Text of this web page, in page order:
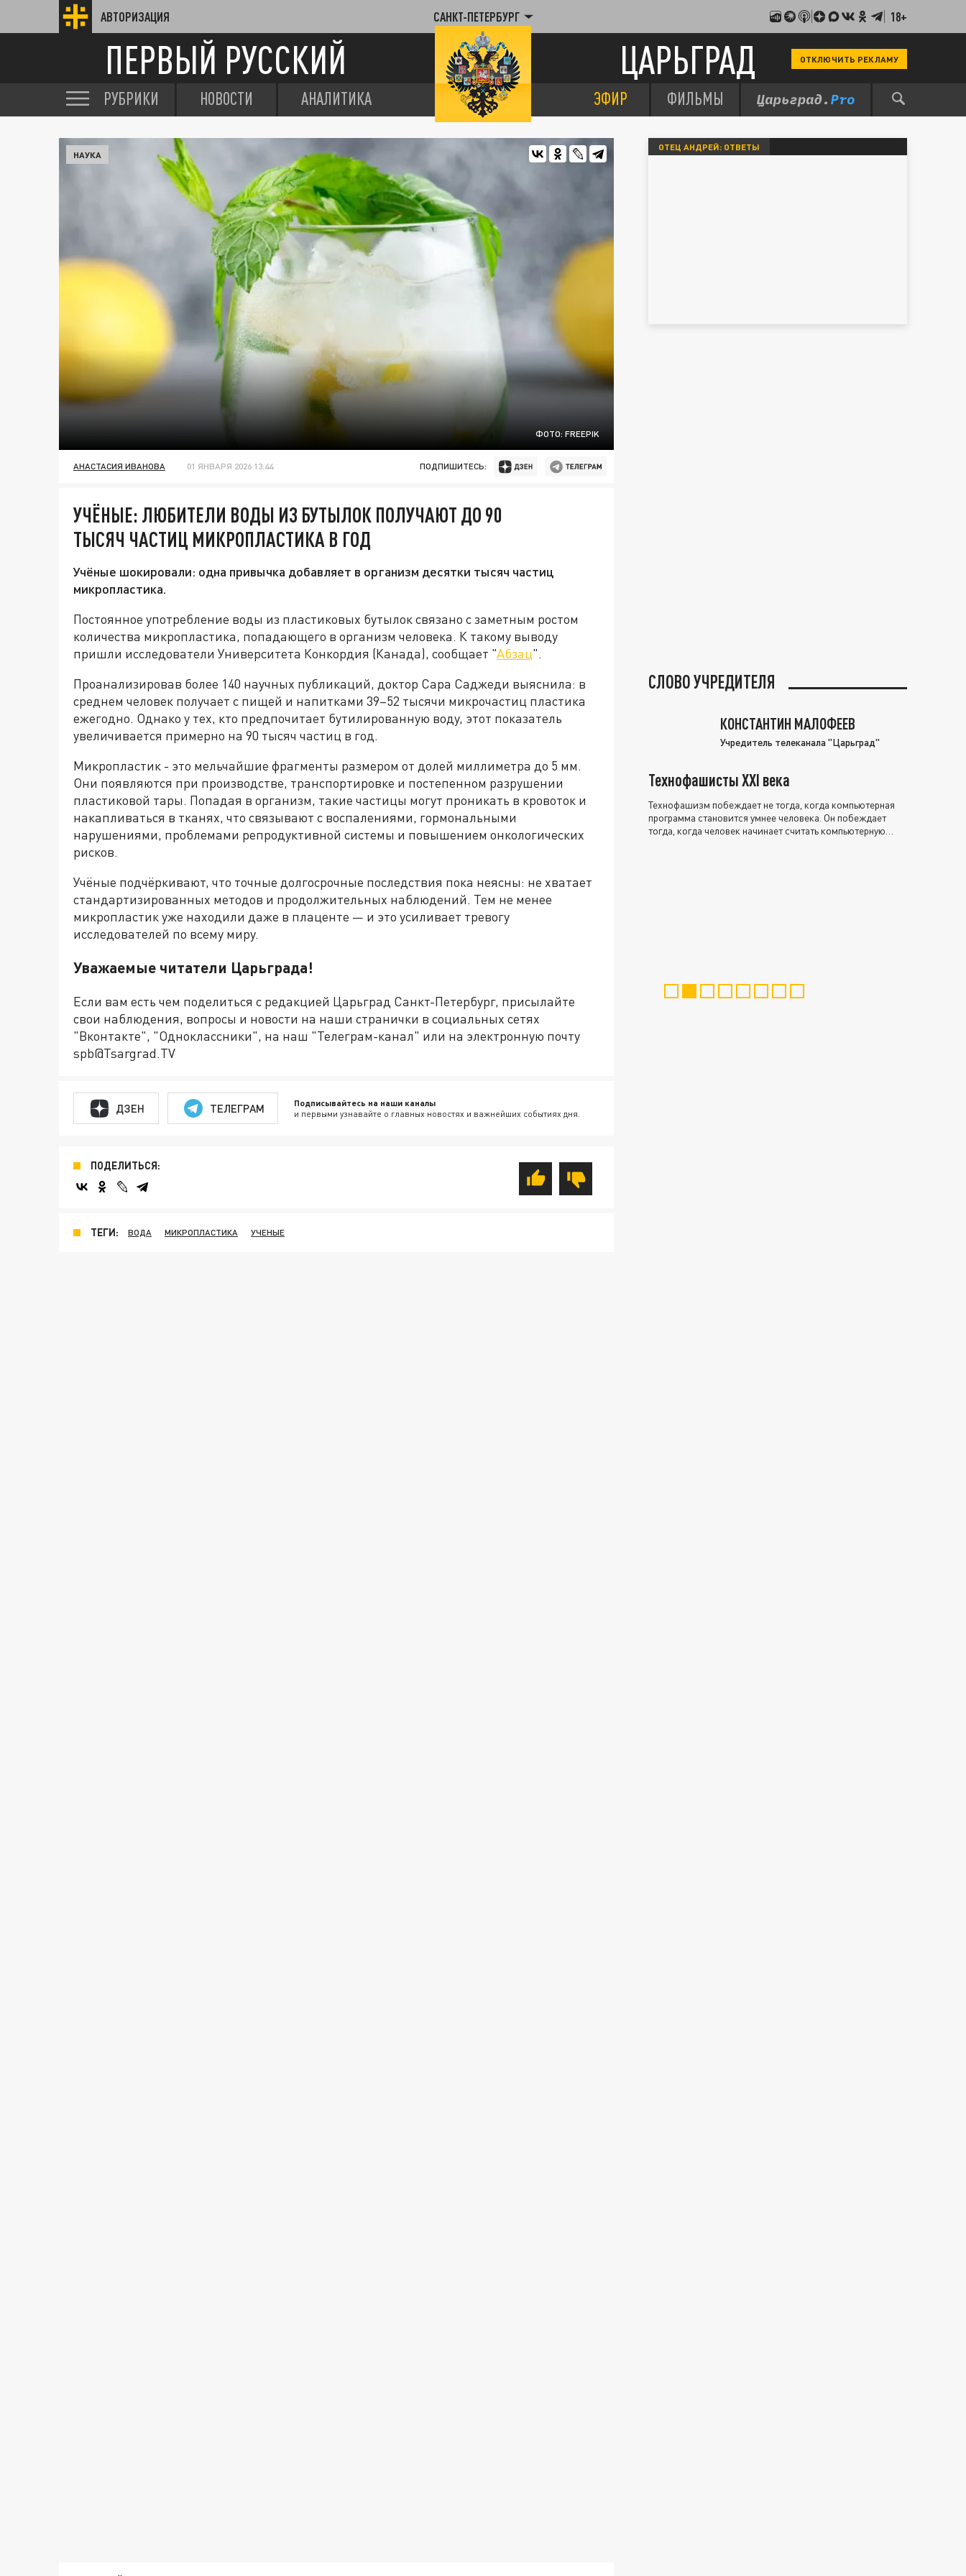
АВТОРИЗАЦИЯ САНКТ-ПЕТЕРБУРГ 18+
ПЕРВЫЙ РУССКИЙ ЦАРЬГРАД ОТКЛЮЧИТЬ РЕКЛАМУ
РУБРИКИ НОВОСТИ АНАЛИТИКА ЭФИР ФИЛЬМЫ
ФОТО: FREEPIK
НАУКА
АНАСТАСИЯ ИВАНОВА 01 ЯНВАРЯ 2026 13:44 ПОДПИШИТЕСЬ:
УЧЁНЫЕ: ЛЮБИТЕЛИ ВОДЫ ИЗ БУТЫЛОК ПОЛУЧАЮТ ДО 90
ТЫСЯЧ ЧАСТИЦ МИКРОПЛАСТИКА В ГОД
Учёные шокировали: одна привычка добавляет в организм десятки тысяч частиц
микропластика.
Постоянное употребление воды из пластиковых бутылок связано с заметным ростом
количества микропластика, попадающего в организм человека. К такому выводу
пришли исследователи Университета Конкордия (Канада), сообщает "Абзац".
Проанализировав более 140 научных публикаций, доктор Сара Саджеди выяснила: в
среднем человек получает с пищей и напитками 39–52 тысячи микрочастиц пластика
ежегодно. Однако у тех, кто предпочитает бутилированную воду, этот показатель
увеличивается примерно на 90 тысяч частиц в год.
Микропластик - это мельчайшие фрагменты размером от долей миллиметра до 5 мм.
Они появляются при производстве, транспортировке и постепенном разрушении
пластиковой тары. Попадая в организм, такие частицы могут проникать в кровоток и
накапливаться в тканях, что связывают с воспалениями, гормональными
нарушениями, проблемами репродуктивной системы и повышением онкологических
рисков.
Учёные подчёркивают, что точные долгосрочные последствия пока неясны: не хватает
стандартизированных методов и продолжительных наблюдений. Тем не менее
микропластик уже находили даже в плаценте — и это усиливает тревогу
исследователей по всему миру.
Уважаемые читатели Царьграда!
Если вам есть чем поделиться с редакцией Царьград Санкт-Петербург, присылайте
свои наблюдения, вопросы и новости на наши странички в социальных сетях
"Вконтакте", "Одноклассники", на наш "Телеграм-канал" или на электронную почту
spb@Tsargrad.TV
ДЗЕН ТЕЛЕГРАМ Подписывайтесь на наши каналы
и первыми узнавайте о главных новостях и важнейших событиях дня.
ПОДЕЛИТЬСЯ:
ТЕГИ: ВОДА МИКРОПЛАСТИКА УЧЕНЫЕ
ОТЕЦ АНДРЕЙ: ОТВЕТЫ
СЛОВО УЧРЕДИТЕЛЯ
КОНСТАНТИН МАЛОФЕЕВ
Учредитель телеканала "Царьград"
Технофашисты XXI века
Технофашизм побеждает не тогда, когда компьютерная
программа становится умнее человека. Он побеждает
тогда, когда человек начинает считать компьютерную